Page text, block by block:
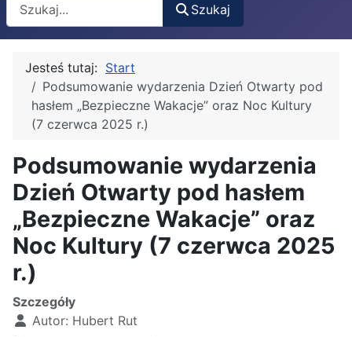
Szukaj
Jesteś tutaj: Start
Podsumowanie wydarzenia Dzień Otwarty pod
hasłem „Bezpieczne Wakacje” oraz Noc Kultury
(7 czerwca 2025 r.)
Podsumowanie wydarzenia
Dzień Otwarty pod hasłem
„Bezpieczne Wakacje” oraz
Noc Kultury (7 czerwca 2025
r.)
Szczegóły
Autor: Hubert Rut